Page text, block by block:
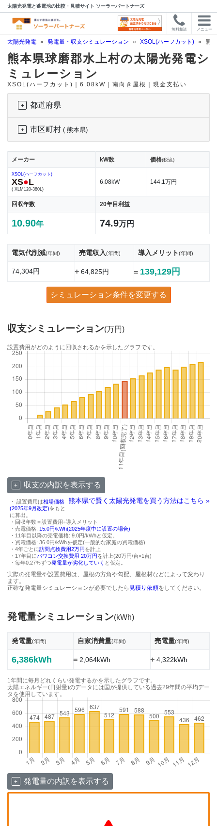
太陽光発電と蓄電池の比較・見積サイト ソーラーパートナーズ
無料相談 メニュー
太陽光発電 » 発電量・収支シミュレーション » XSOL(ハーフカット) » 熊
熊本県球磨郡水上村の太陽光発電シ
ミュレーション
XSOL(ハーフカット)｜6.08kW｜南向き屋根｜現金支払い
都道府県
市区町村 ( 熊本県)
メーカー kW数 価格(税込)
XSOL(ハーフカット)
XS●L
( XLM120-380L)
6.08kW 144.1万円
回収年数 20年目利益
10.90年 74.9万円
電気代削減(年間) 売電収入(年間) 導入メリット(年間)
74,304円 +64,825円 = 139,129円
シミュレーション条件を変更する
収支シミュレーション(万円)
設置費用がどのように回収されるかを示したグラフです。
収支の内訳を表示する
熊本県で賢く太陽光発電を買う方法はこちら »
・ 設置費用は相場価格
(2025年9月改定)をもと
に算出。
・回収年数＝設置費用÷導入メリット
・売電価格: 15.0円/kWh(2025年度中に設置の場合)
・11年目以降の売電価格: 9.0円/kWhと仮定。
・買電価格: 36.0円/kWhを仮定(一般的な家庭の買電価格)
・4年ごとに訪問点検費用2万円を計上
・17年目にパワコン交換費用 20万円を計上(20万円/台×1台)
・毎年0.27%ずつ発電量が劣化していく と仮定。
実際の発電量や設置費用は、屋根の方角や勾配、屋根材などによって変わり
ます。
正確な発電量シミュレーションが必要でしたら 見積り依頼をしてください。
発電量シミュレーション(kWh)
発電量(年間) 自家消費量(年間) 売電量(年間)
6,386kWh =2,064kWh +4,322kWh
1年間に毎月どれくらい発電するかを示したグラフです。
太陽エネルギー(日射量)のデータには国が提供している過去29年間の平均デー
タを使用しています。
発電量の内訳を表示する